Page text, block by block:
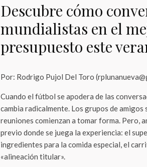
Descubre cómo
mundialistas en el
presupuesto este
Por: Rodrigo Pujol Del Toro
Cuando el fútbol se apodera de las
cambia radicalmente. Los grupos de amigos
reuniones comienzan a tomar forma. Pero,
previo donde se juega la experiencia: el
ingredientes para la comida especial, el
«alineación titular».